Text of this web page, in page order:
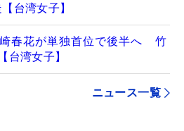
台湾女子】
春花が単独首位で後半へ 竹
台湾女子】
ニュース一覧